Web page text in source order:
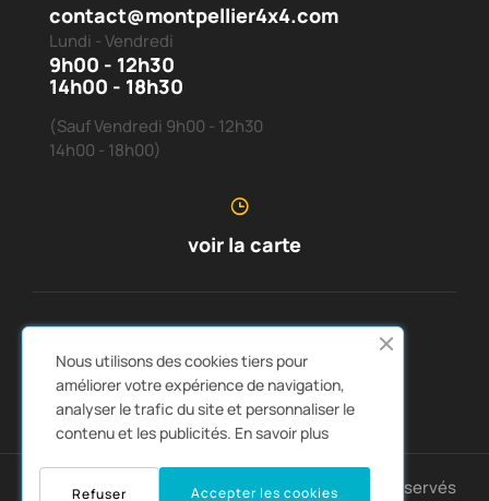
contact@montpellier4x4.com
Lundi - Vendredi
9h00 - 12h30
14h00 - 18h30
(Sauf Vendredi 9h00 - 12h30
14h00 - 18h00)
voir la carte

LIENS RAPIDES  CATALOGUES
Copyright © 2025 Montpellier4x4. Tous droits réservés
Nous utilisons des cookies tiers pour
améliorer votre expérience de navigation,
analyser le trafic du site et personnaliser le
contenu et les publicités. En savoir plus
Accepter les cookies
Refuser